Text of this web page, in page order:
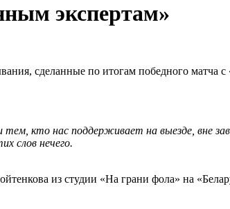
экспертам»
сделанные по итогам победного матча
кто нас поддерживает на выезде, вне
слов нечего.
из студии «На грани фола» на